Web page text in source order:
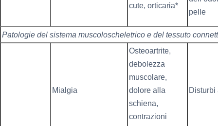
cute, orticaria*
pelle
Patologie del sistema muscoloscheletrico e del tessuto
Mialgia
Osteoartrite,
debolezza
muscolare,
dolore alla
schiena,
contrazioni
Disturbi